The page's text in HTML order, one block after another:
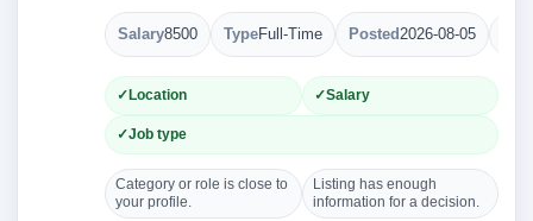
Salary8500 TypeFull-Time Posted2026-08-05
Location Salary
Job type
Category or role is close to
your profile.
Listing has enough
information for a decision.